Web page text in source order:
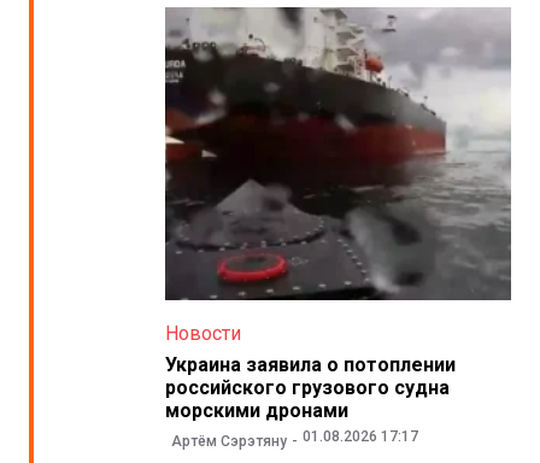
Новости
Украина заявила о потоплении
российского грузового судна
морскими дронами
Артём Сэрэтяну 01.08.2026 17:17